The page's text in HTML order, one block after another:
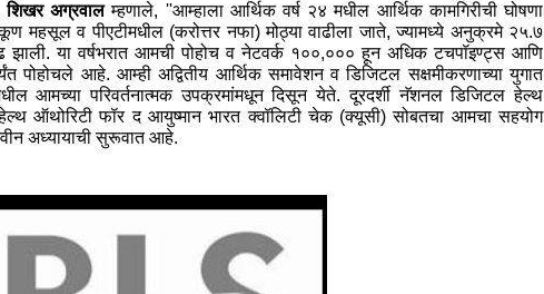
शिखर अग्रवालम्‍हणाले, ''आम्‍हाला आर्थिक वर्ष २४ मधील आर्थिक कामगिरीची घोषणा
महसूल व पीएटीमधील (करोत्तर नफा) मोठ्या वाढीला जाते, ज्‍यामध्‍ये अनुक्रमे २५.७
या वर्षभरात आमची पोहोच व नेटवर्क १००,००० हून अधिक टचपॉइण्‍ट्स आणि
पोहोचले आहे. आम्‍ही अद्वितीय आर्थिक समावेशन व डिजिटल सक्षमीकरणाच्‍या युगात
आमच्‍या परिवर्तनात्‍मक उपक्रमांमधून दिसून येते. दूरदर्शी नॅशनल डिजिटल हेल्‍थ
ऑथोरिटी फॉर द आयुष्‍मान भारत क्‍वॉलिटी चेक (क्‍यूसी) सोबतचा आमचा सहयोग
अध्‍यायाची सुरूवात आहे.